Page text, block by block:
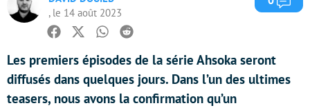
, le 14 août 2023
Facebook
TwitterWhatsapp
Reddit
Les premiers épisodes de la série Ahsoka seront
diffusés dans quelques jours. Dans l’un des ultimes
teasers, nous avons la confirmation qu’un